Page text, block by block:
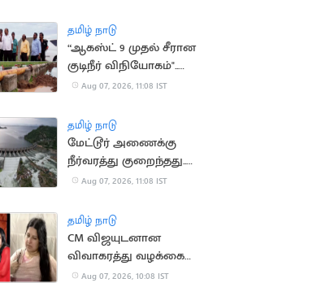
செல்ல தடை
தமிழ் நாடு
“ஆகஸ்ட் 9 முதல் சீரான
குடிநீர் விநியோகம்"..
தூத்துக்குடி மேயர் உறுதி
Aug 07, 2026, 11:08 IST
தமிழ் நாடு
மேட்டூர் அணைக்கு
நீர்வரத்து குறைந்தது..
13,674 கன அடியாக சரிவு
Aug 07, 2026, 11:08 IST
தமிழ் நாடு
CM விஜயுடனான
விவாகரத்து வழக்கை
வாபஸ் வாங்கினார்
Aug 07, 2026, 10:08 IST